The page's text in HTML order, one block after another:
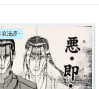
浪漫譚−